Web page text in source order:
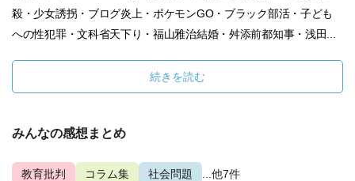
殺・少女誘拐・ブログ炎上・ポケモンGO・ブラック部活・子ども
への性犯罪・文科省天下り・福山雅治結婚・舛添前都知事・浅田...
続きを読む
みんなの感想まとめ
教育批判 コラム集 社会問題 ...他7件